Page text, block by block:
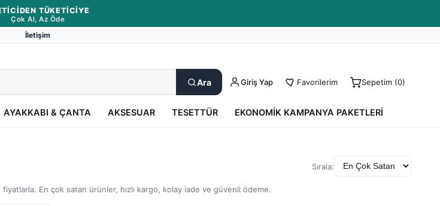
TÜKETICIYE
Çok Al, Az Öde
İletişim
Ara Giriş Yap Favorilerim Sepetim (0)
AYAKKABI & ÇANTA AKSESUAR TESETTÜR EKONOMIK KAMPANYA PAKETLERI
Sırala:
En çok satan ürünler, hızlı kargo, kolay iade ve güvenli ödeme.